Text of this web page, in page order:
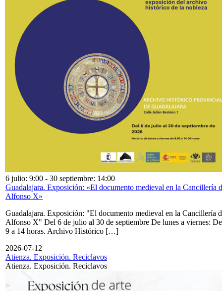
6 julio: 9:00 - 30 septiembre: 14:00
Guadalajara. Exposición: «El documento medieval en la Cancillería
Alfonso X»
Guadalajara. Exposición: "El documento medieval en la Cancillería
Alfonso X" Del 6 de julio al 30 de septiembre De lunes a viernes: De
9 a 14 horas. Archivo Histórico […]
2026-07-12
Atienza. Exposición. Reciclavos
Atienza. Exposición. Reciclavos